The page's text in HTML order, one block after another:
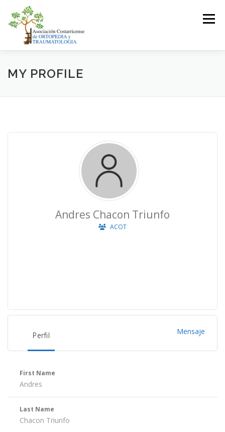
contenido
Menú
LA ASOCIACIÓN
MY PROFILE
Andres Chacon Triunfo
ACOT
Perfil Mensaje
First Name
Andres
Last Name
Chacon Triunfo